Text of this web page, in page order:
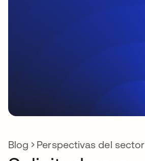
Blog Perspectivas del sector